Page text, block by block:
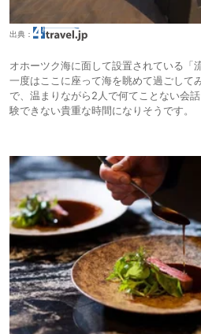
出典：
オホーツク海に面して設置されている「
一度はここに座って海を眺めて過ごして
で、温まりながら2人で何てことない会
験できない貴重な時間になりそうです。